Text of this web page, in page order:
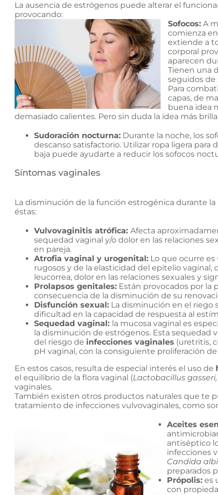
La ausencia de estrógenos puede alterar el
provocando:
Sofocos: A
comienza
extiende a
corporal
aparecen
Tienen una
seguidos de
Para
capas, de
buena idea
demasiado calientes. Pero sin duda la idea más
Sudoración nocturna: Durante la noche, los
descanso satisfactorio. Utilizar ropa ligera
baja puede ayudarte a reducir los sofocos
Síntomas vaginales
La disminución de la función estrogénica durante
éstas:
Vulvovaginitis atrófica: Afecta
sequedad vaginal y/o dolor en las relaciones
en pareja.
Atrofia vaginal y urogenital: Lo que ocurre
rugosos y de la elasticidad del epitelio
leucorrea, dolor en las relaciones sexuales y
Prolapsos genitales: Están provocados por la
consecuencia de la disminución de su
Disfunción sexual: La disminución en el riego
dificultad en la capacidad de respuesta al
Sequedad vaginal: la mucosa vaginal es
la disminución de estrógenos. Esta sequedad
del riesgo de infecciones vaginales (uretritis,
pH vaginal, con la consiguiente proliferación
En estos casos, resulta de especial interés el uso de
el equilibrio de la flora vaginal (Lactobacillus
vaginales.
También existen otros productos naturales que te
tratamiento de infecciones vulvovaginales, como
Aceites
antiséptico
infecciones
Candida
preparados
Própolis: es
con